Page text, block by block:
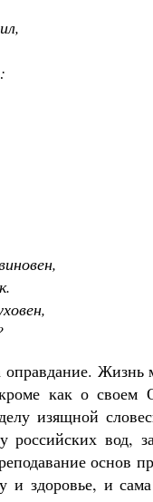
Жизнь
как о своем
изящной
российских вод,
основ
и здоровье, и